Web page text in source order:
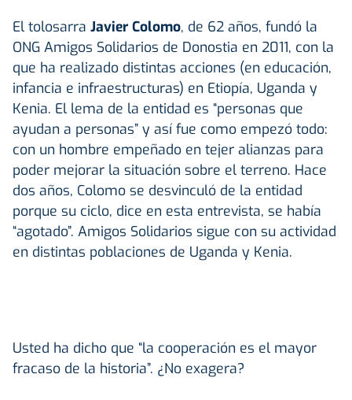
El tolosarra Javier Colomo, de 62 años, fundó la
ONG Amigos Solidarios de Donostia en 2011, con la
que ha realizado distintas acciones (en educación,
infancia e infraestructuras) en Etiopía, Uganda y
Kenia. El lema de la entidad es “personas que
ayudan a personas” y así fue como empezó todo:
con un hombre empeñado en tejer alianzas para
poder mejorar la situación sobre el terreno. Hace
dos años, Colomo se desvinculó de la entidad
porque su ciclo, dice en esta entrevista, se había
“agotado”. Amigos Solidarios sigue con su actividad
en distintas poblaciones de Uganda y Kenia.
Usted ha dicho que “la cooperación es el mayor
fracaso de la historia”. ¿No exagera?